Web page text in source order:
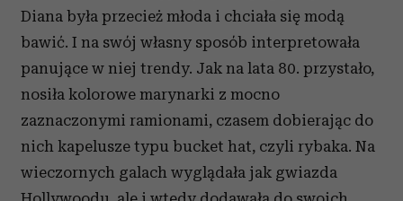
Diana była przecież młoda i chciała się modą
bawić. I na swój własny sposób interpretowała
panujące w niej trendy. Jak na lata 80. przystało,
nosiła kolorowe marynarki z mocno
zaznaczonymi ramionami, czasem dobierając do
nich kapelusze typu bucket hat, czyli rybaka. Na
wieczornych galach wyglądała jak gwiazda